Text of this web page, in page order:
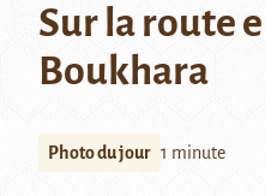
Sur la route
Boukhara
Photo du jour 1 minute